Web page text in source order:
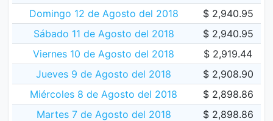
Domingo 12 de Agosto del 2018
$ 2,940.95
Sábado 11 de Agosto del 2018
$ 2,940.95
Viernes 10 de Agosto del 2018
$ 2,919.44
Jueves 9 de Agosto del 2018
$ 2,908.90
Miércoles 8 de Agosto del 2018
$ 2,898.86
Martes 7 de Agosto del 2018
$ 2,898.86